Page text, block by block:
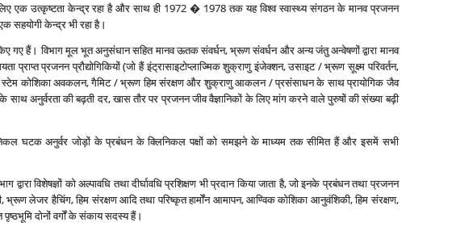
एक उत्‍कृष्‍टता केन्‍द्र रहा है और साथ ही 1972 � 1978 तक यह विश्‍व स्‍वास्‍थ्‍य संगठन के मानव प्रजनन
सहयोगी केन्‍द्र भी रहा है।
हैं। विभाग मूल भूत अनुसंधान सहित मानव ऊतक संवर्धन, भ्रूण संवर्धन और अन्‍य जंतु अन्‍वेषणों द्वारा मानव
प्रजनन प्रौद्योगिकियों (जो हैं इंट्रासाइटोप्‍लाज्मिक शुक्राणु इंजेक्‍शन, उसाइट / भ्रूण सूक्ष्‍म परिवर्तन,
स्‍टेम कोशिका अवकलन, गैमिट / भ्रूण हिम संरक्षण और शुक्राणु आकलन / प्रसंसाधन के साथ प्रायोगिक जैव
अनुर्वरता की बढ़ती दर, खास तौर पर प्रजनन जीव वैज्ञानिकों के लिए मांग करने वाले पुरुषों की संख्‍या बढ़ी
घटक अनुर्वर जोड़ों के प्रबंधन के क्लिनिकल पक्षों को समझने के माध्‍यम तक सीमित हैं और इसमें सभी
द्वारा विशेषज्ञों को अल्‍पावधि तथा दीर्घावधि प्रशिक्षण भी प्रदान किया जाता है, जो इनके प्रबंधन तथा प्रजनन
लेजर हैचिंग, हिम संरक्षण आदि तथा परिष्‍कृत हार्मोंन आमापन, आण्विक कोशिका आनुवंशिकी, हिम संरक्षण,
दोनों वर्गों के संकाय सदस्‍य हैं।